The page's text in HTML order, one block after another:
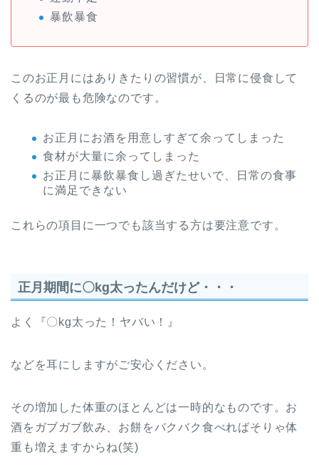
暴飲暴食
このお正月にはありきたりの習慣が、日常に侵食して
くるのが最も危険なのです。
お正月にお酒を用意しすぎて余ってしまった
食材が大量に余ってしまった
お正月に暴飲暴食し過ぎたせいで、日常の食事
に満足できない
これらの項目に一つでも該当する方は要注意です。
正月期間に〇kg太ったんだけど・・・
よく『〇kg太った！ヤバい！』
などを耳にしますがご安心ください。
その増加した体重のほとんどは一時的なものです。お
酒をガブガブ飲み、お餅をバクバク食べればそりゃ体
重も増えますからね(笑)